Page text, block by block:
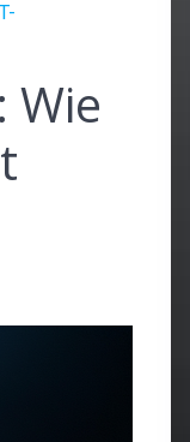
Wie